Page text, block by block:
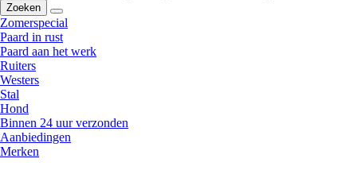
Zoeken
Zomerspecial
Paard in rust
Paard aan het werk
Ruiters
Westers
Stal
Hond
Binnen 24 uur verzonden
Aanbiedingen
Merken